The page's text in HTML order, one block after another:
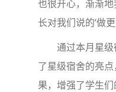
也很开心，渐渐
长对我们说的‘做更
通过本月星
了星级宿舍的亮
果，增强了学生